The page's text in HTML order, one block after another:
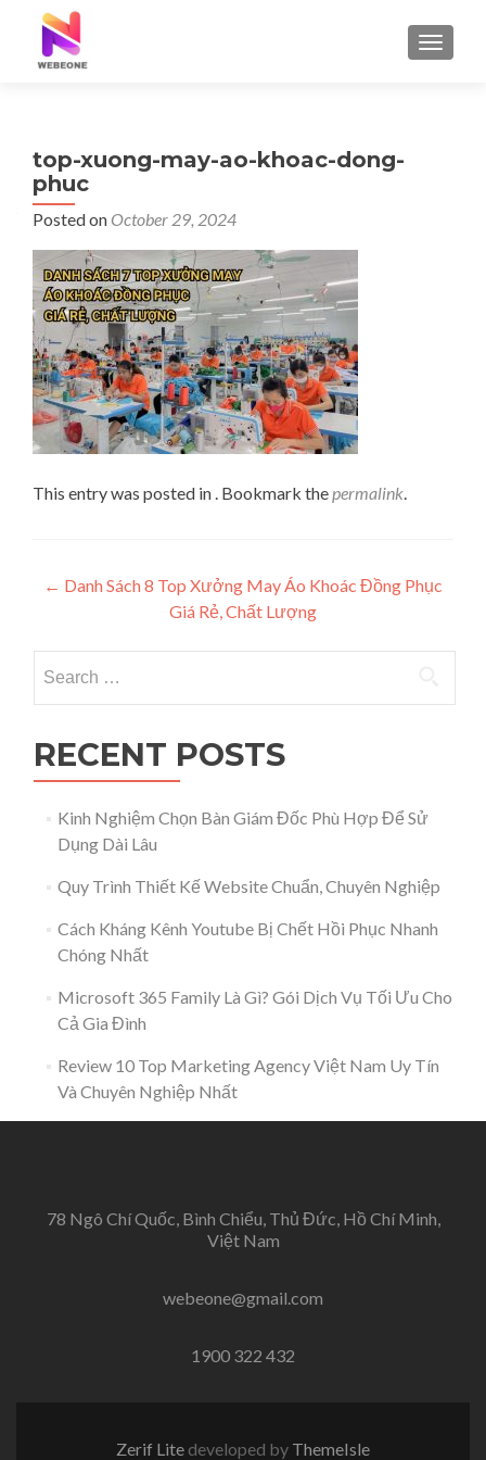
top-xuong-may-ao-khoac-dong-
phuc
Posted on October 29, 2024
This entry was posted in . Bookmark thepermalink.
Post navigation
← Danh Sách 8 Top Xưởng May Áo Khoác Đồng Phục
Giá Rẻ, Chất Lượng
RECENT POSTS
Kinh Nghiệm Chọn Bàn Giám Đốc Phù Hợp Để Sử
Dụng Dài Lâu
Quy Trình Thiết Kế Website Chuẩn, Chuyên Nghiệp
Cách Kháng Kênh Youtube Bị Chết Hồi Phục Nhanh
Chóng Nhất
Microsoft 365 Family Là Gì? Gói Dịch Vụ Tối Ưu Cho
Cả Gia Đình
Review 10 Top Marketing Agency Việt Nam Uy Tín
Và Chuyên Nghiệp Nhất
78 Ngô Chí Quốc, Bình Chiểu, Thủ Đức, Hồ Chí Minh,
Việt Nam
webeone@gmail.com
1900 322 432
Zerif Lite developed by ThemeIsle